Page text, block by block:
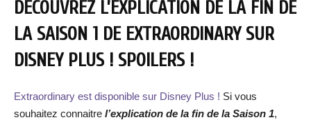
DÉCOUVREZ L’EXPLICATION DE LA FIN DE
LA SAISON 1 DE EXTRAORDINARY SUR
DISNEY PLUS ! SPOILERS !
Extraordinary est disponible sur Disney Plus ! Si vous
souhaitez connaitre l’explication de la fin de la Saison 1,